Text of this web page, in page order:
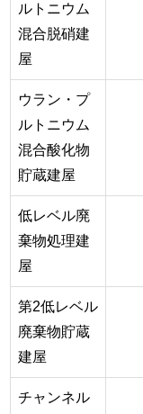
ルトニウム
混合脱硝建
屋
ウラン・プ
ルトニウム
混合酸化物
貯蔵建屋
低レベル廃
棄物処理建
屋
第2低レベル
廃棄物貯蔵
建屋
チャンネル